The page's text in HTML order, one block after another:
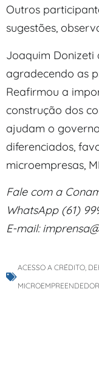
Outros
sugestões,
Joaquim Donizeti
agradecendo as
Reafirmou a
construção dos
ajudam o
diferenciados,
microempresas,
Fale com a
WhatsApp (61)
E-mail: imprensa@
ACESSO A CRÉDITO,